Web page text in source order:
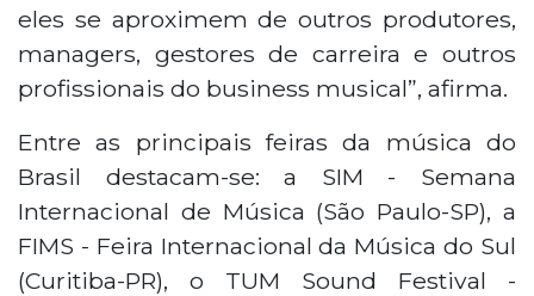
eles se aproximem de outros produtores,
managers, gestores de carreira e outros
profissionais do business musical”, afirma.
Entre as principais feiras da música do
Brasil destacam-se: a SIM - Semana
Internacional de Música (São Paulo-SP), a
FIMS - Feira Internacional da Música do Sul
(Curitiba-PR), o TUM Sound Festival -